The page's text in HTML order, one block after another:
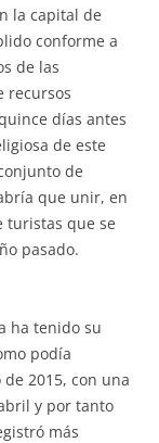
la capital de
conforme a
de las
recursos
días antes
de este
de
que unir, en
turistas que se
pasado.
ha tenido su
podía
2015, con una
y por tanto
más